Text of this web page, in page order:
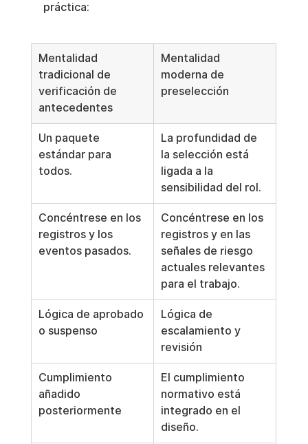
práctica:
Mentalidad
tradicional de
verificación de
antecedentes
Mentalidad
moderna de
preselección
Un paquete
estándar para
todos.
La profundidad de
la selección está
ligada a la
sensibilidad del rol.
Concéntrese en los
registros y los
eventos pasados.
Concéntrese en los
registros y en las
señales de riesgo
actuales relevantes
para el trabajo.
Lógica de aprobado
o suspenso
Lógica de
escalamiento y
revisión
Cumplimiento
añadido
posteriormente
El cumplimiento
normativo está
integrado en el
diseño.